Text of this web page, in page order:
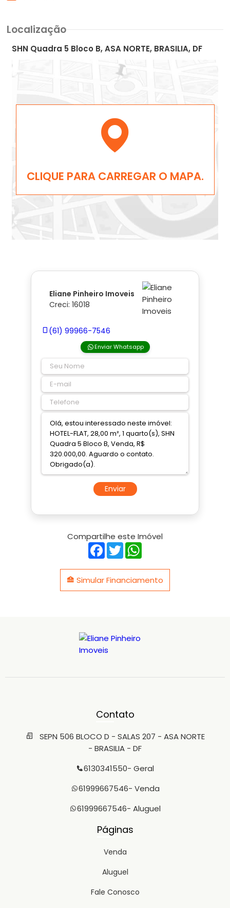
Localização
SHN Quadra 5 Bloco B, ASA NORTE, BRASILIA, DF
CLIQUE PARA CARREGAR O MAPA.
Eliane Pinheiro Imoveis
Creci: 16018
(61) 99966-7546
Enviar Whatsapp
Enviar
Compartilhe este Imóvel
Facebook
Twitter
Simular Financiamento
Contato
SEPN 506 BLOCO D - SALAS 207 - ASA NORTE
- BRASILIA - DF
6130341550- Geral
61999667546- Venda
61999667546- Aluguel
Páginas
Venda
Aluguel
Fale Conosco